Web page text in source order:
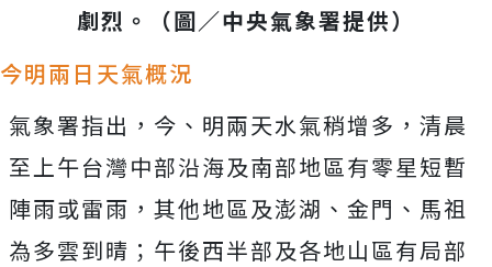
劇烈。（圖／中央氣象署提供）
今明兩日天氣概況
氣象署指出，今、明兩天水氣稍增多，清晨
至上午台灣中部沿海及南部地區有零星短暫
陣雨或雷雨，其他地區及澎湖、金門、馬祖
為多雲到晴；午後西半部及各地山區有局部